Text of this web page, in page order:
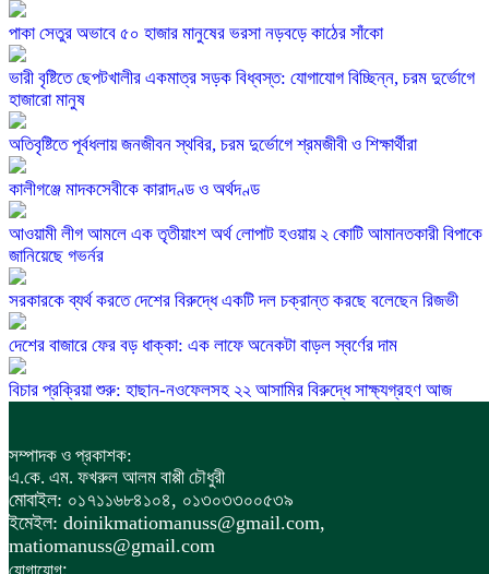
পাকা সেতুর অভাবে ৫০ হাজার মানুষের ভরসা নড়বড়ে কাঠের সাঁকো
ভারী বৃষ্টিতে ছেপটখালীর একমাত্র সড়ক বিধ্বস্ত: যোগাযোগ বিচ্ছিন্ন, চরম দুর্ভোগে
হাজারো মানুষ
অতিবৃষ্টিতে পূর্বধলায় জনজীবন স্থবির, চরম দুর্ভোগে শ্রমজীবী ও শিক্ষার্থীরা
কালীগঞ্জে মাদকসেবীকে কারাদণ্ড ও অর্থদণ্ড
আওয়ামী লীগ আমলে এক তৃতীয়াংশ অর্থ লোপাট হওয়ায় ২ কোটি আমানতকারী বিপাকে
জানিয়েছে গভর্নর
সরকারকে ব্যর্থ করতে দেশের বিরুদ্ধে একটি দল চক্রান্ত করছে বলেছেন রিজভী
দেশের বাজারে ফের বড় ধাক্কা: এক লাফে অনেকটা বাড়ল স্বর্ণের দাম
বিচার প্রক্রিয়া শুরু: হাছান-নওফেলসহ ২২ আসামির বিরুদ্ধে সাক্ষ্যগ্রহণ আজ
সম্পাদক ও প্রকাশক:
এ.কে. এম. ফখরুল আলম বাপ্পী চৌধুরী
মোবাইল: ০১৭১১৬৮৪১০৪, ০১৩০৩৩০০৫৩৯
ইমেইল: doinikmatiomanuss@gmail.com,
matiomanuss@gmail.com
যোগাযোগ